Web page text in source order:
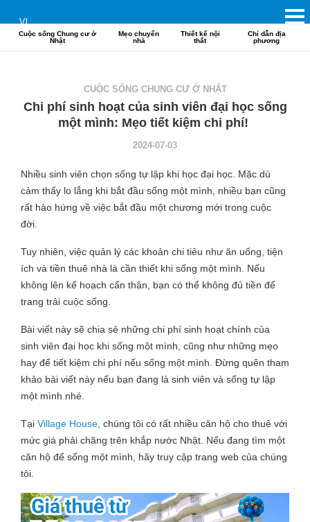
Cuộc sống Chung cư ở
Nhật
Mẹo chuyển
nhà
Thiết kế nội
thất
Chỉ dẫn địa
phương
VI
CUỘC SỐNG CHUNG CƯ Ở NHẬT
Chi phí sinh hoạt của sinh viên đại học sống
một mình: Mẹo tiết kiệm chi phí!
2024-07-03
Nhiều sinh viên chọn sống tự lập khi học đại học. Mặc dù
cảm thấy lo lắng khi bắt đầu sống một mình, nhiều bạn cũng
rất hào hứng về việc bắt đầu một chương mới trong cuộc
đời.
Tuy nhiên, việc quản lý các khoản chi tiêu như ăn uống, tiện
ích và tiền thuê nhà là cần thiết khi sống một mình. Nếu
không lên kế hoạch cẩn thận, bạn có thể không đủ tiền để
trang trải cuộc sống.
Bài viết này sẽ chia sẻ những chi phí sinh hoạt chính của
sinh viên đại học khi sống một mình, cũng như những mẹo
hay để tiết kiệm chi phí nếu sống một mình. Đừng quên tham
khảo bài viết này nếu bạn đang là sinh viên và sống tự lập
một mình nhé.
Tại Village House , chúng tôi có rất nhiều căn hộ cho thuê với
mức giá phải chăng trên khắp nước Nhật. Nếu đang tìm một
căn hộ để sống một mình, hãy truy cập trang web của chúng
tôi.